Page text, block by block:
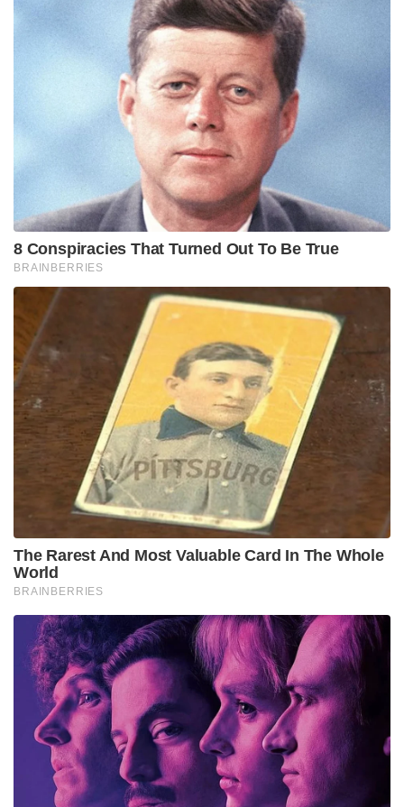
8 Conspiracies That Turned Out To Be True
BRAINBERRIES
The Rarest And Most Valuable Card In The Whole
World
BRAINBERRIES